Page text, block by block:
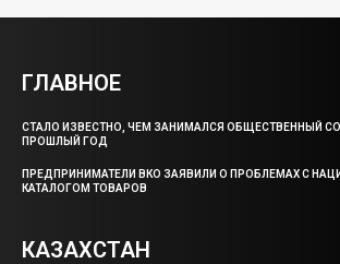
ГЛАВНОЕ
СТАЛО ИЗВЕСТНО, ЧЕМ ЗАНИМАЛСЯ ОБЩЕСТВЕННЫЙ
ПРОШЛЫЙ ГОД
ПРЕДПРИНИМАТЕЛИ ВКО ЗАЯВИЛИ О ПРОБЛЕМАХ С
КАТАЛОГОМ ТОВАРОВ
КАЗАХСТАН